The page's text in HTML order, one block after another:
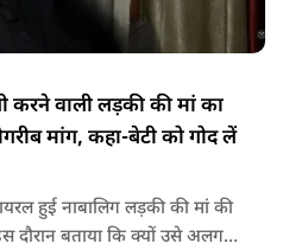
करने वाली लड़की की मां का
मांग, कहा-बेटी को गोद लें
हुई नाबालिग लड़की की मां की
बताया कि क्यों उसे अलग